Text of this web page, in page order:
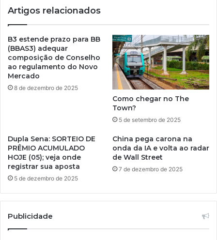
Artigos relacionados
B3 estende prazo para BB
(BBAS3) adequar
composição de Conselho
ao regulamento do Novo
Mercado
8 de dezembro de 2025
Como chegar no The
Town?
5 de setembro de 2025
Dupla Sena: SORTEIO DE
PRÊMIO ACUMULADO
HOJE (05); veja onde
registrar sua aposta
5 de dezembro de 2025
China pega carona na
onda da IA e volta ao radar
de Wall Street
7 de dezembro de 2025
Publicidade